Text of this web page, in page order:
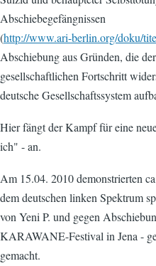
Abschiebegefängnissen
(http://www.ari-berlin.org/doku/
Abschiebung aus Gründen, die
gesellschaftlichen Fortschritt
deutsche Gesellschaftssystem
Hier fängt der Kampf für eine
ich" - an.
Am 15.04. 2010 demonstrierten
dem deutschen linken Spektrum
von Yeni P. und gegen
KARAWANE-Festival in Jena -
gemacht.